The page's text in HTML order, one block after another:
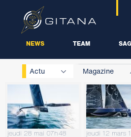
NEWS TEAM
Actu Magazine
jeudi 28 mai 07h48 jeudi 12 mars